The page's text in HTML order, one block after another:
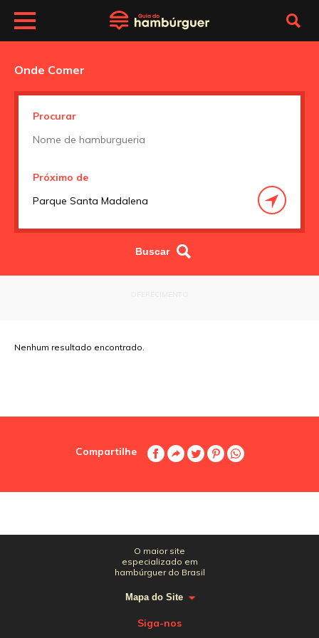
Onde Comer
Procurar
Próximo de
Nenhum resultado encontrado.
Compartilhe
O maior site
especializado em
hambúrguer do Brasil
Mapa do Site
Siga-nos